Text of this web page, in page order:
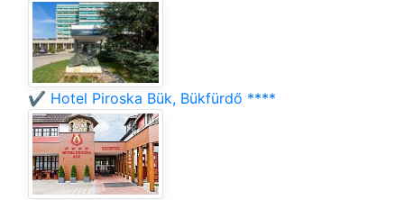
✔️ Hotel Piroska Bük, Bükfürdő ****